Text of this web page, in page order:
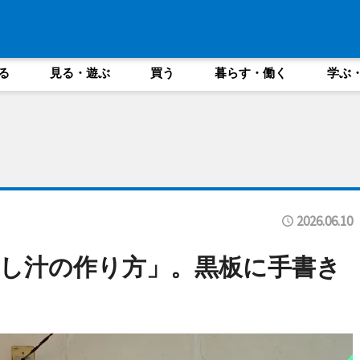
見る・遊ぶ 買う 暮らす・働く 学ぶ
2026.06.10
汁の作り方」。黒板に手書き